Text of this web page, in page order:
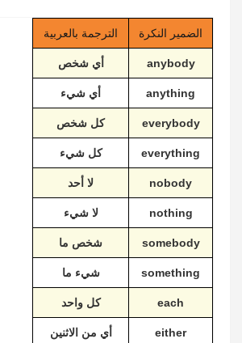
الضمير النكرة الترجمة بالعربية
anybody أي شخص
anything أي شيء
everybody كل شخص
everything كل شيء
nobody لا أحد
nothing لا شيء
somebody شخص ما
something شيء ما
each كل واحد
either أي من الاثنين